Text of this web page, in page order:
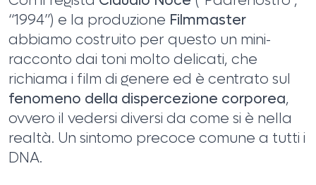
“1994”) e la produzione Filmmaster
abbiamo costruito per questo un mini-
racconto dai toni molto delicati, che
richiama i film di genere ed è centrato sul
fenomeno della dispercezione corporea,
ovvero il vedersi diversi da come si è nella
realtà. Un sintomo precoce comune a tutti i
DNA.